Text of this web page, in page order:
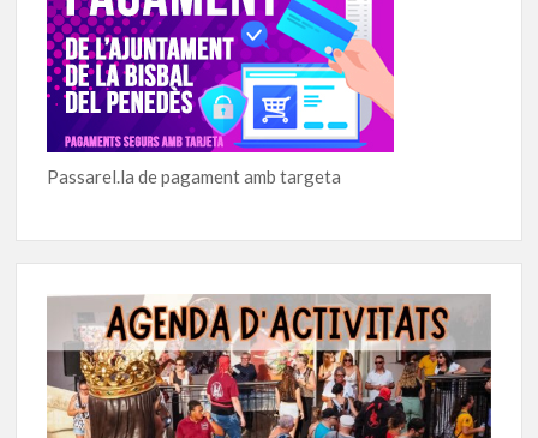
Passarel.la de pagament amb targeta